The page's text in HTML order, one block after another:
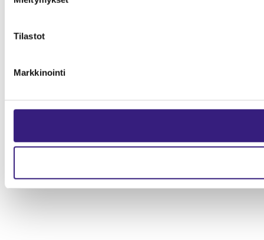
Tilastot
Markkinointi